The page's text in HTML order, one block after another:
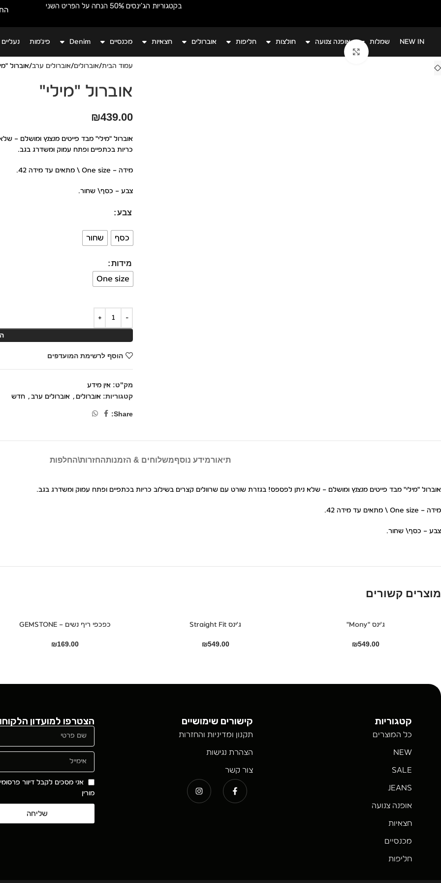
בקטגוריות הג'ינסים 50% הנחה על הפריט השני
NEW IN שמלות אופנה צנועה חולצות חליפות אוברולים חצאיות מכנסיים Denim פיג׳מות נעליים
עמוד הבית אוברולים אוברולים ערב אוברול
אוברול "מילי"
₪439.00
אוברול "מילי" מבד פייטים מנצנץ ומושלם –
כריות בכתפיים ופתח עמוק ומשדרג בגב.
מידה – One size \ מתאים עד מידה 42.
צבע – כסף\ שחור.
צבע
כסף שחור
מידות
One size
הוסף לרשימת המועדפים
מק"ט: אין מידע
קטגוריות: אוברולים , אוברולים ערב , חדש
Share:
תיאורמידע נוסףמשלוחים & הזמנותהחזרות\החלפות
אוברול "מילי" מבד פייטים מנצנץ ומושלם – שלא ניתן לפספס! בגזרת שורט עם שרוולים קצרים בשילוב כריות בכתפיים ופתח עמוק ומשדרג בגב.
מידה – One size \ מתאים עד מידה 42.
צבע – כסף\ שחור.
מוצרים קשורים
ג'ינס "Mony"
₪549.00
ג'ינס Straight Fit
₪549.00
כפכפי ריף נשים – GEMSTONE
₪169.00
קטגוריות
כל המוצרים
NEW
SALE
JEANS
אופנה צנועה
חצאיות
מכנסיים
חליפות
קישורים שימושיים
תקנון ומדיניות והחזרות
הצהרת נגישות
צור קשר
הצטרפו למועדון
אני מסכים לקבל דיוור
מורין
שליחה